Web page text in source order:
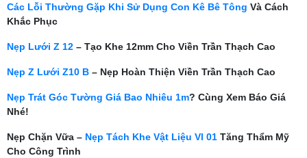
Các Lỗi Thường Gặp Khi Sử Dụng Con Kê Bê Tông Và Cách
Khắc Phục
Nẹp Lưới Z 12 – Tạo Khe 12mm Cho Viền Trần Thạch Cao
Nẹp Z Lưới Z10 B – Nẹp Hoàn Thiện Viền Trần Thạch Cao
Nẹp Trát Góc Tường Giá Bao Nhiêu 1m? Cùng Xem Báo Giá
Nhé!
Nẹp Chặn Vữa – Nẹp Tách Khe Vật Liệu Vl 01 Tăng Thẩm Mỹ
Cho Công Trình